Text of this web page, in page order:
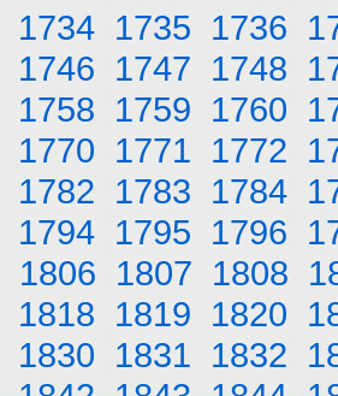
1734 1735 1736
1746 1747 1748
1758 1759 1760
1770 1771 1772
1782 1783 1784
1794 1795 1796
1806 1807 1808
1818 1819 1820
1830 1831 1832